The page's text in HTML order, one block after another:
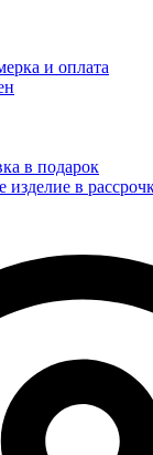
и оплата
в подарок
изделие в